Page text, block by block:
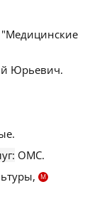
Юрьевич.
ОМС.
М